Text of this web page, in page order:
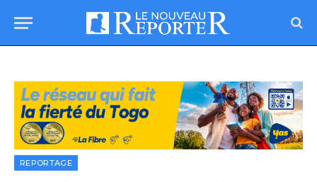
REPORTAGE